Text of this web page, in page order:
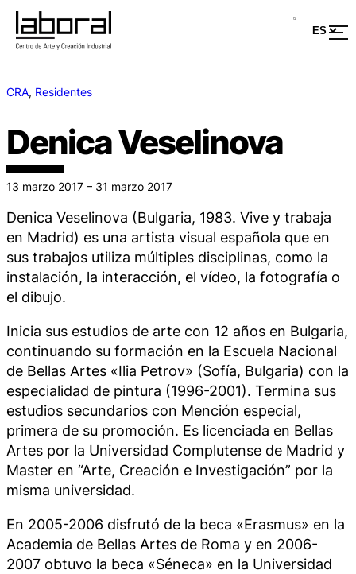
CRA, Residentes
Denica Veselinova
13 marzo 2017 – 31 marzo 2017
Denica Veselinova (Bulgaria, 1983. Vive y trabaja
en Madrid) es una artista visual española que en
sus trabajos utiliza múltiples disciplinas, como la
instalación, la interacción, el vídeo, la fotografía o
el dibujo.
Inicia sus estudios de arte con 12 años en Bulgaria,
continuando su formación en la Escuela Nacional
de Bellas Artes «Ilia Petrov» (Sofía, Bulgaria) con la
especialidad de pintura (1996-2001). Termina sus
estudios secundarios con Mención especial,
primera de su promoción. Es licenciada en Bellas
Artes por la Universidad Complutense de Madrid y
Master en “Arte, Creación e Investigación” por la
misma universidad.
En 2005-2006 disfrutó de la beca «Erasmus» en la
Academia de Bellas Artes de Roma y en 2006-
2007 obtuvo la beca «Séneca» en la Universidad